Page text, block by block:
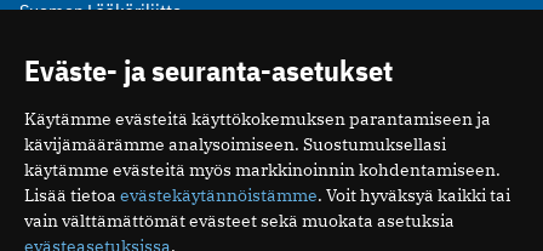
Suomen Lääkäriliitto
00510 Helsinki
puh. (09) 393 091
toimitus@potilaanlaakarilehti.fi
ISSN 2323-9476
Eväste- ja seuranta-asetukset
Käytämme evästeitä käyttökokemuksen parantamiseen ja
kävijämäärämme analysoimiseen. Suostumuksellasi
käytämme evästeitä myös markkinoinnin kohdentamiseen.
Lisää tietoa evästekäytännöistämme. Voit hyväksyä kaikki tai
vain välttämättömät evästeet sekä muokata asetuksia
evästeasetuksissa.